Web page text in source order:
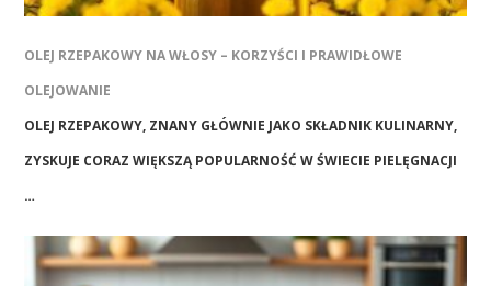
OLEJ RZEPAKOWY NA WŁOSY – KORZYŚCI I PRAWIDŁOWE
OLEJOWANIE
OLEJ RZEPAKOWY, ZNANY GŁÓWNIE JAKO SKŁADNIK KULINARNY,
ZYSKUJE CORAZ WIĘKSZĄ POPULARNOŚĆ W ŚWIECIE PIELĘGNACJI
…